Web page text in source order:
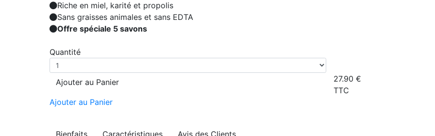
Riche en miel, karité et propolis
Sans graisses animales et sans EDTA
Offre spéciale 5 savons
Quantité
Ajouter au Panier
Ajouter au Panier
27.90 €
TTC
Bienfaits Caractéristiques
Avis des Clients